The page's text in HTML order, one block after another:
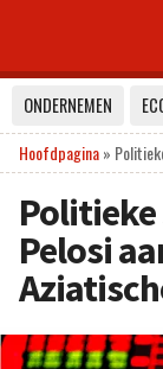
ONDERNEMEN
Hoofdpagina»
Pelosi